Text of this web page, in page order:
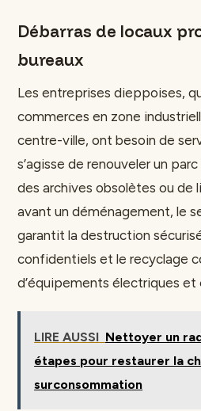
Débarras de locaux
bureaux
Les entreprises dieppoises,
commerces en zone
centre-ville, ont besoin de
s’agisse de renouveler un
des archives obsolètes ou de
avant un déménagement, le
garantit la destruction
confidentiels et le recyclage
d’équipements électriques et
LIRE AUSSI Nettoyer un
étapes pour restaurer la
surconsommation